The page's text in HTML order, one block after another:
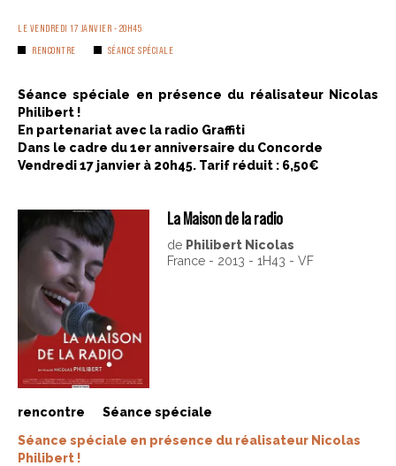
LE VENDREDI 17 JANVIER - 20H45
RENCONTRE
SÉANCE SPÉCIALE
Séance spéciale en présence du réalisateur Nicolas
Philibert !
En partenariat avec la radio Graffiti
Dans le cadre du 1er anniversaire du Concorde
Vendredi 17 janvier à 20h45. Tarif réduit : 6,50€
La Maison de la radio
de Philibert Nicolas
France - 2013 - 1H43 - VF
rencontre
Séance spéciale
Séance spéciale en présence du réalisateur Nicolas
Philibert !